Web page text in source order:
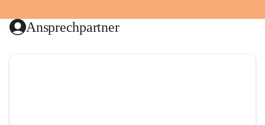
Ansprechpartner